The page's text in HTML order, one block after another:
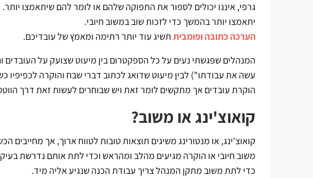
גרפי, איננו יכולים לספור את התפוקה שלהם או לומר להם שיתאמצו
יתאמצו יותר בהמשך כדי לזכות שוב במשוב חיובי.
הערכה כתובה ופומביתתשיג עוד יותר רתימה ומאמץ של עובדיכם.
המנהלים שפגשתי נעים על כל הספקטרום בין מיעוט שצועק על
עשה את עבודתו") לבין מיעוט שדואג לכתוב דברי שבח והוקרה לכפיפיו
הוקרת עובדים אך מתקשים לומר זאת ויש שבוחרים לעשות זאת דרך
קואוצ'ינג או משוב?
קואוצ'ינג, או מנטורינג משיגים תוצאות טובות לטווח ארוך, אך מחייבים
משוב חיובי או הוקרה מגיעים מהלב ומהראש וכדי לתת אותם נדרשת
כדי לתת משוב מתקן המנהל צריך עבודת הכנה שנגיע אליה מיד.